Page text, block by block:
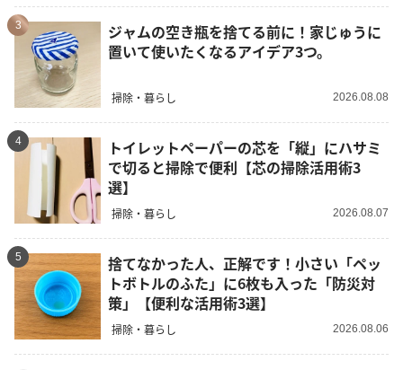
3
ジャムの空き瓶を捨てる前に！家じゅうに
置いて使いたくなるアイデア3つ。
掃除・暮らし 2026.08.08
4
トイレットペーパーの芯を「縦」にハサミ
で切ると掃除で便利【芯の掃除活用術3
選】
掃除・暮らし 2026.08.07
5
捨てなかった人、正解です！小さい「ペッ
トボトルのふた」に6枚も入った「防災対
策」【便利な活用術3選】
掃除・暮らし 2026.08.06